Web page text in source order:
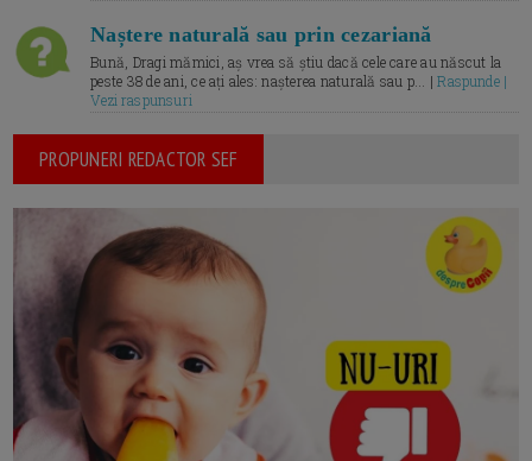
Naștere naturală sau prin cezariană
Bună, Dragi mămici, aș vrea să știu dacă cele care au născut la
peste 38 de ani, ce ați ales: nașterea naturală sau p... |Raspunde |
Vezi raspunsuri
PROPUNERI REDACTOR SEF